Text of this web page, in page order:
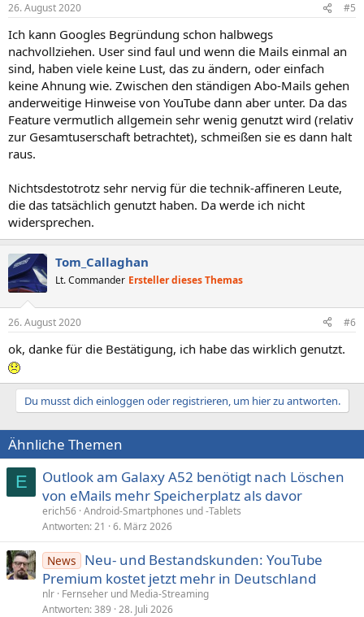
e
:
26. August 2020 #5
Ich kann Googles Begründung schon halbwegs
nachvollziehen. User sind faul und wenn die Mails einmal an
sind, haben viele keine Lust, das zu ändern, oder einfach
keine Ahnung wie. Zwischen den ständigen Abo-Mails gehen
anderweitige Hinweise von YouTube dann aber unter. Da das
Feature vermutlich allgemein sehr wenig genutzt wird (relativ
zur Gesamtuserschaft betrachtet), schmeißen sie es dann halt
raus.
Nichtsdestotrotz sehr nervig für die technik-affineren Leute,
die das tatsächlich genutzt haben. Da werde ich nicht
widersprechen.
Tom_Callaghan
Lt. Commander Ersteller dieses Themas
26. August 2020 #6
ok, danke für die Bestätigung, ich habe das wirklich genutzt.
Du musst dich einloggen oder registrieren, um hier zu antworten.
Ähnliche Themen
E
Outlook am Galaxy A52 benötigt nach Löschen
von eMails mehr Speicherplatz als davor
erich56 Android-Smartphones und -Tablets
Antworten 21 6. März 2026
News
Neu- und Bestandskunden: YouTube
Premium kostet jetzt mehr in Deutschland
nlr Fernseher und Media-Streaming
Antworten 389 28. Juli 2026